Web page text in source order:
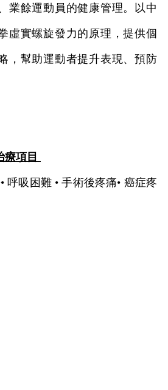
業餘運動員的健康管理。以中
虛實螺旋發力的原理，提供個
，幫助運動者提升表現、預防
項目
呼吸困難 • 手術後疼痛• 癌症疼